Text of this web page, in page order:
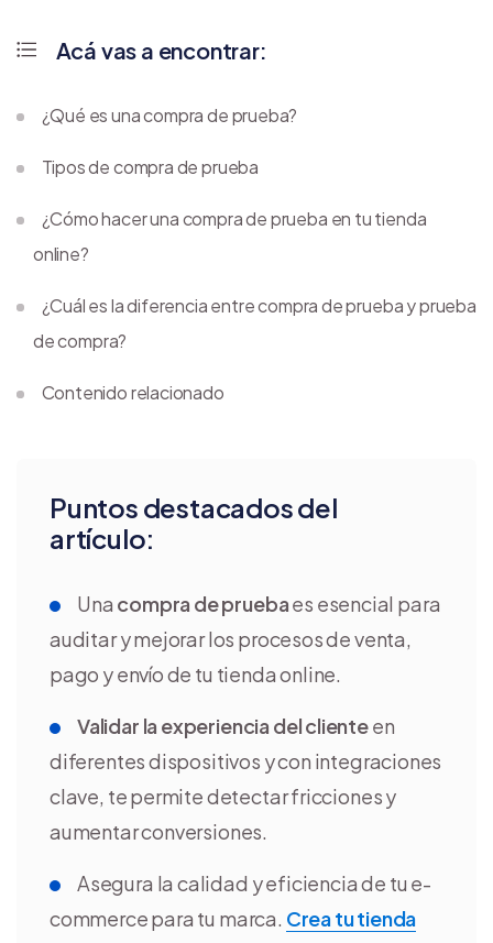
Puntos destacados del
artículo:
Una compra de pruebaes esencial para
auditar y mejorar los procesos de venta,
pago y envío de tu tienda online.
Validar la experiencia del clienteen
diferentes dispositivos y con integraciones
clave, te permite detectar fricciones y
aumentar conversiones.
Asegura la calidad y eficiencia de tu e-
commerce para tu marca. Crea tu tienda
Acá vas a encontrar:
¿Qué es una compra de prueba?
Tipos de compra de prueba
¿Cómo hacer una compra de prueba en tu tienda
online?
¿Cuál es la diferencia entre compra de prueba y prueba
de compra?
Contenido relacionado